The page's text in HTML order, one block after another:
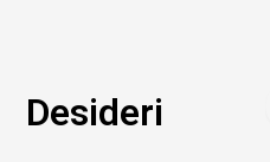
Desideri